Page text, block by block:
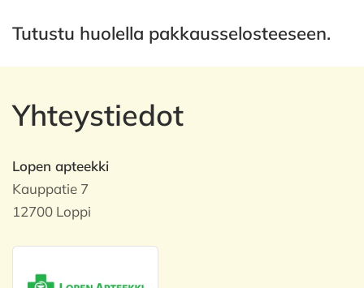
Tutustu huolella pakkausselosteeseen.
Yhteystiedot
Lopen apteekki
Kauppatie 7
12700 Loppi